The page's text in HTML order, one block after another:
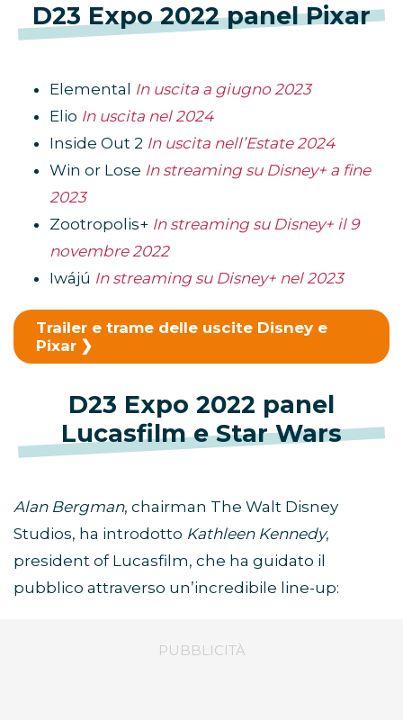
D23 Expo 2022 panel Pixar
Elemental In uscita a giugno 2023
Elio In uscita nel 2024
Inside Out 2 In uscita nell’Estate 2024
Win or Lose In streaming su Disney+ a fine
2023
Zootropolis+ In streaming su Disney+ il 9
novembre 2022
Iwájú In streaming su Disney+ nel 2023
Trailer e trame delle uscite Disney e
Pixar
D23 Expo 2022 panel
Lucasfilm e Star Wars
Alan Bergman, chairman The Walt Disney
Studios, ha introdotto Kathleen Kennedy,
president of Lucasfilm, che ha guidato il
pubblico attraverso un’incredibile line-up: